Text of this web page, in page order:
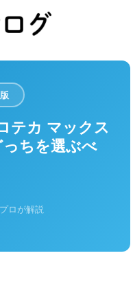
テカ マックス
ちを選ぶべ
ロが解説